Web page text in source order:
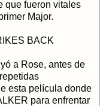
que fueron vitales
Major.
BACK
a Rose, antes de
esta película donde
para enfrentar